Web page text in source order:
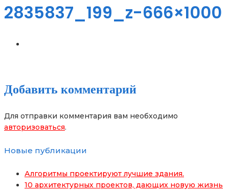
2835837_199_z-666×1000
Добавить комментарий
Для отправки комментария вам необходимо
авторизоваться.
Новые публикации
Алгоритмы проектируют лучшие здания.
10 архитектурных проектов, дающих новую жизнь